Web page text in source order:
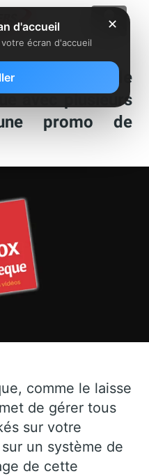
: Mise à jour de
avec plusieurs
promo de
comme le laisse
de gérer tous
sur votre
un système de
de cette
✕
d'accueil
écran d'accueil